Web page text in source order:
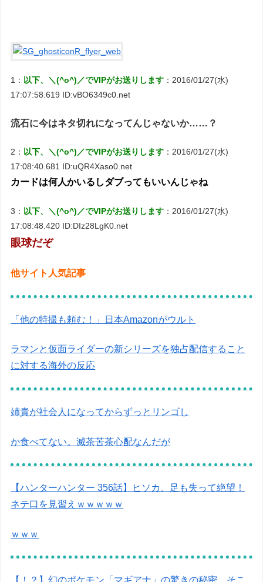
1： 以下、＼(^o^)／でVIPがお送りします ：2016/01/27(水)
17:07:58.619 ID:vBO6349c0.net
流石に今はネタ切れになってんじゃないか……？
2： 以下、＼(^o^)／でVIPがお送りします ：2016/01/27(水)
17:08:40.681 ID:uQR4Xaso0.net
カードは何人かいるしダブってもいいんじゃね
3： 以下、＼(^o^)／でVIPがお送りします ：2016/01/27(水)
17:08:48.420 ID:DIz28LgK0.net
眼球だぞ
他サイト人気記事
「他の特撮も頼む！」日本Amazonがウルト
ラマンと仮面ライダーの新シリーズを独占配信すること
に対する海外の反応
姉貴が社会人になってからずっとリンゴし
か食べてない。滅茶苦茶心配なんだが
【ハンターハンター 356話】ヒソカ、足も失って絶望！
ネテ口を見習えｗｗｗｗｗ
ｗｗｗ